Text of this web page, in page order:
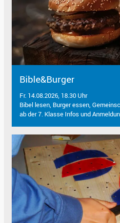
Bible&Burger
Fr. 14.08.2026, 18.30 Uhr
Bibel lesen, Burger essen,
ab der 7. Klasse Infos und